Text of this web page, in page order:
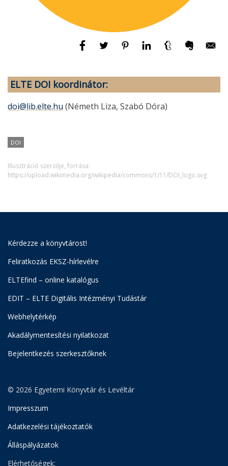
ELTE DOI koordinátor:
doi@lib.elte.hu (Németh Liza, Szabó Dóra)
DOI
Illusztráció szerzője, forrása:
https://upload.wikimedia.org/wikipedia/commons/1/11/DOI_logo.svg
Kérdezze a könyvtárost!
Feliratkozás EKSZ-hírlevélre
ELTEfind – online katalógus
EDIT – ELTE Digitális Intézményi Tudástár
Webhelytérkép
Akadálymentesítési nyilatkozat
Bejelentkezés szerkesztőknek
© 2026 Egyetemi Könyvtár és Levéltár
Impresszum
Adatkezelési tájékoztatók
Álláspályázatok
Elérhetőségek: